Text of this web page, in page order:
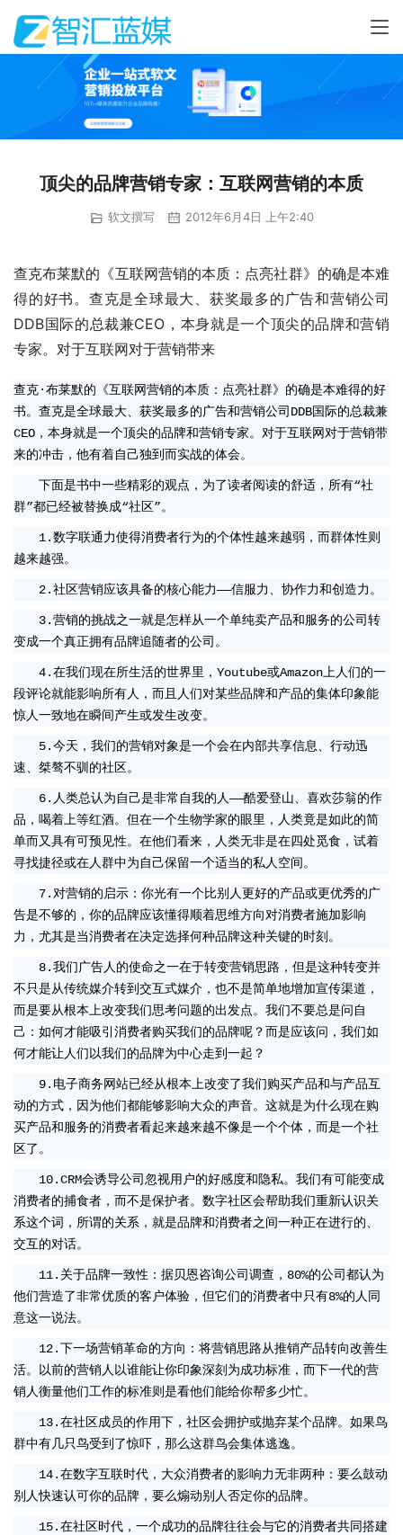
顶尖的品牌营销专家：互联网营销的本质
软文撰写 2012年6月4日 上午2:40
查克布莱默的《互联网营销的本质：点亮社群》的确是本难
得的好书。查克是全球最大、获奖最多的广告和营销公司
DDB国际的总裁兼CEO，本身就是一个顶尖的品牌和营销
专家。对于互联网对于营销带来
查克·布莱默的《互联网营销的本质：点亮社群》的确是本难得的好
书。查克是全球最大、获奖最多的广告和营销公司DDB国际的总裁兼
CEO，本身就是一个顶尖的品牌和营销专家。对于互联网对于营销带
来的冲击，他有着自己独到而实战的体会。
下面是书中一些精彩的观点，为了读者阅读的舒适，所有“社
群”都已经被替换成“社区”。
1.数字联通力使得消费者行为的个体性越来越弱，而群体性则
越来越强。
2.社区营销应该具备的核心能力——信服力、协作力和创造力。
3.营销的挑战之一就是怎样从一个单纯卖产品和服务的公司转
变成一个真正拥有品牌追随者的公司。
4.在我们现在所生活的世界里，Youtube或Amazon上人们的一
段评论就能影响所有人，而且人们对某些品牌和产品的集体印象能
惊人一致地在瞬间产生或发生改变。
5.今天，我们的营销对象是一个会在内部共享信息、行动迅
速、桀骜不驯的社区。
6.人类总认为自己是非常自我的人——酷爱登山、喜欢莎翁的作
品，喝着上等红酒。但在一个生物学家的眼里，人类竟是如此的简
单而又具有可预见性。在他们看来，人类无非是在四处觅食，试着
寻找捷径或在人群中为自己保留一个适当的私人空间。
7.对营销的启示：你光有一个比别人更好的产品或更优秀的广
告是不够的，你的品牌应该懂得顺着思维方向对消费者施加影响
力，尤其是当消费者在决定选择何种品牌这种关键的时刻。
8.我们广告人的使命之一在于转变营销思路，但是这种转变并
不只是从传统媒介转到交互式媒介，也不是简单地增加宣传渠道，
而是要从根本上改变我们思考问题的出发点。我们不要总是问自
己：如何才能吸引消费者购买我们的品牌呢？而是应该问，我们如
何才能让人们以我们的品牌为中心走到一起？
9.电子商务网站已经从根本上改变了我们购买产品和与产品互
动的方式，因为他们都能够影响大众的声音。这就是为什么现在购
买产品和服务的消费者看起来越来越不像是一个个体，而是一个社
区了。
10.CRM会诱导公司忽视用户的好感度和隐私。我们有可能变成
消费者的捕食者，而不是保护者。数字社区会帮助我们重新认识关
系这个词，所谓的关系，就是品牌和消费者之间一种正在进行的、
交互的对话。
11.关于品牌一致性：据贝恩咨询公司调查，80%的公司都认为
他们营造了非常优质的客户体验，但它们的消费者中只有8%的人同
意这一说法。
12.下一场营销革命的方向：将营销思路从推销产品转向改善生
活。以前的营销人以谁能让你印象深刻为成功标准，而下一代的营
销人衡量他们工作的标准则是看他们能给你帮多少忙。
13.在社区成员的作用下，社区会拥护或抛弃某个品牌。如果鸟
群中有几只鸟受到了惊吓，那么这群鸟会集体逃逸。
14.在数字互联时代，大众消费者的影响力无非两种：要么鼓动
别人快速认可你的品牌，要么煽动别人否定你的品牌。
15.在社区时代，一个成功的品牌往往会与它的消费者共同搭建